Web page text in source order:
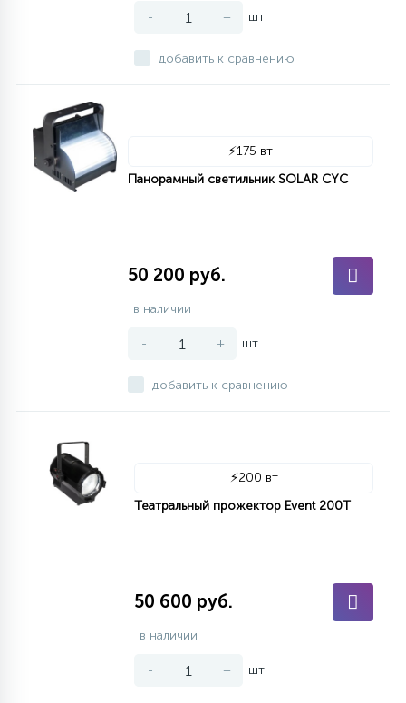
- + шт
добавить к сравнению
⚡175 вт
Панорамный светильник SOLAR CYC
50 200 руб.
в наличии
- + шт
добавить к сравнению
⚡200 вт
Театральный прожектор Event 200T
50 600 руб.
в наличии
- + шт